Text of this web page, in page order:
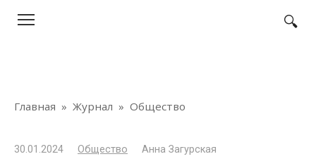
Главная » Журнал » Общество
30.01.2024 Общество Анна Загурская